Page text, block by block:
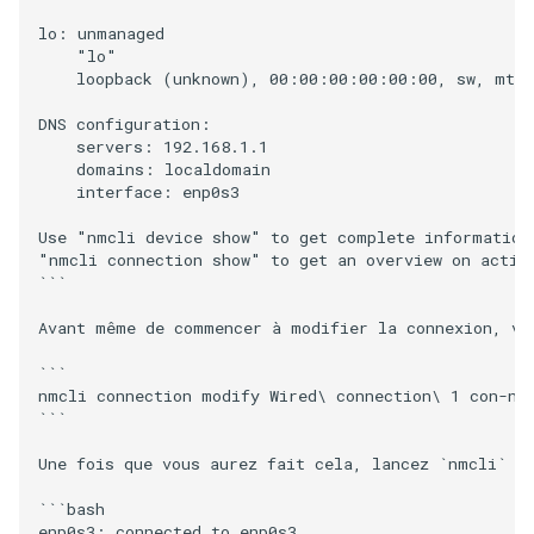
lo: unmanaged
    "lo"
loopback (unknown), 00:00:00:00:00:00, sw, mtu
DNS configuration:
    servers: 192.168.1.1
    domains: localdomain
    interface: enp0s3
Use "nmcli device show" to get complete information
"nmcli connection show" to get an overview on
```
Avant même de commencer à modifier la
```
nmcli connection modify Wired\ connection\ 1 con-
```
Une fois que vous aurez fait cela, lancez `nmcli` à
```bash